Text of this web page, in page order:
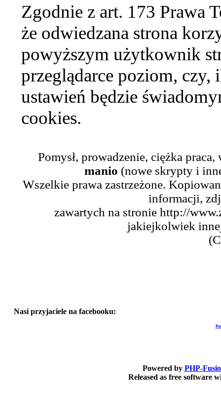
Zgodnie z art. 173 Prawa
że odwiedzana strona
powyższym użytkownik
przeglądarce poziom,
ustawień będzie
cookies.
Pomysł, prowadzenie, ciężka
manio (nowe skrypty i
Wszelkie prawa zastrzeżone.
informacji,
zawartych na stronie http://
jakiejkolwiek
Nasi przyjaciele na facebooku:
Powered by PHP-
Released as free software